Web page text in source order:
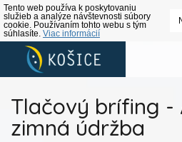
Tento web používa k poskytovaniu
služieb a analýze návštevnosti súbory
cookie. Používaním tohto webu s tým
súhlasíte. Viac informácií
Tlačový brífing -
zimná údržba